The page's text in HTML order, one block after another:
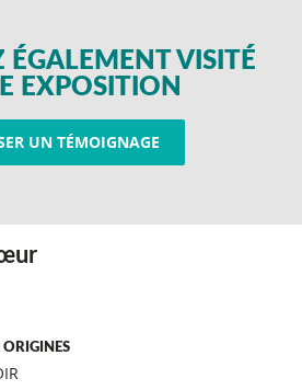
ÉGALEMENT VISITÉ
EXPOSITION
UN TÉMOIGNAGE